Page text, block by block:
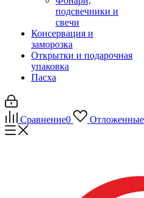
подсвечники и
свечи
Консервация и
заморозка
Открытки и подарочная
упаковка
Пасха
Сравнение0 Отложенные